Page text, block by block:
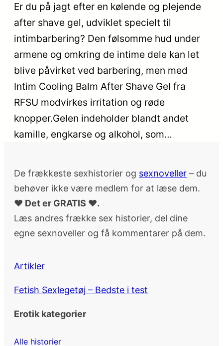
Er du på jagt efter en kølende og plejende
after shave gel, udviklet specielt til
intimbarbering? Den følsomme hud under
armene og omkring de intime dele kan let
blive påvirket ved barbering, men med
Intim Cooling Balm After Shave Gel fra
RFSU modvirkes irritation og røde
knopper.Gelen indeholder blandt andet
kamille, engkarse og alkohol, som…
De frækkeste sexhistorier og sexnoveller – du
behøver ikke være medlem for at læse dem.
♥ Det er GRATIS ♥.
Læs andres frække sex historier, del dine
egne sexnoveller og få kommentarer på dem.
Artikler
Fetish Sexlegetøj – Bedste i test
Erotik kategorier
Alle historier